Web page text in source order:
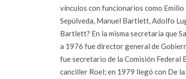
vínculos con funcionarios como
Sepúlveda, Manuel Bartlett, Adolfo
Bartlett? En la misma secretaría que
a 1976 fue director general de
fue secretario de la Comisión Federal
canciller Roel; en 1979 llegó con De